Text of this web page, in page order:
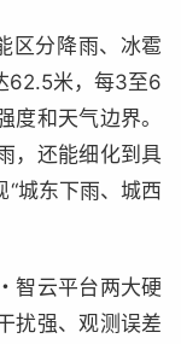
区分降雨、冰雹
62.5米，每3至6
度和天气边界。
，还能细化到具
城东下雨、城西
智云平台两大硬
扰强、观测误差